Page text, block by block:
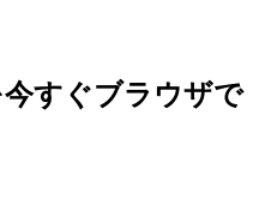
すぐブラウザで